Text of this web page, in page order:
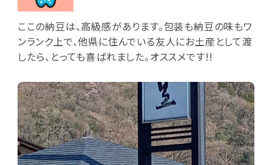
ここの納豆は、高級感があります。包装も納豆の味もワ
ンランク上で、他県に住んでいる友人にお土産として渡
したら、とっても喜ばれました。オススメです!!